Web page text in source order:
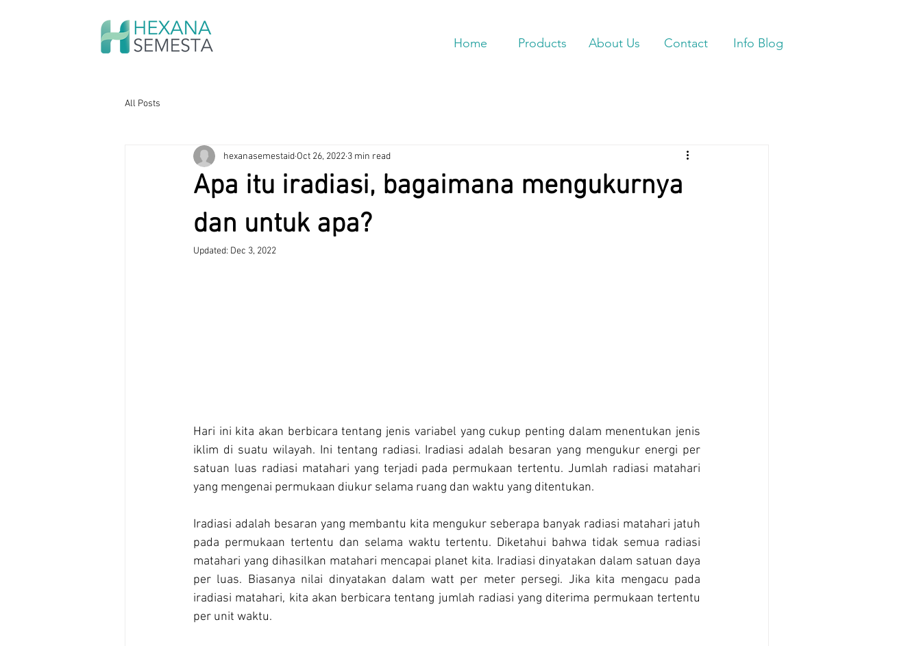
Home Products About Us Contact Info Blog
All Posts
Apa itu iradiasi, bagaimana mengukurnya
dan untuk apa?
hexanasemestaid Oct 26, 2022 3 min read
Updated: Dec 3, 2022
Hari ini kita akan berbicara tentang jenis variabel yang cukup penting dalam menentukan jenis
iklim di suatu wilayah. Ini tentang radiasi. Iradiasi adalah besaran yang mengukur energi per
satuan luas radiasi matahari yang terjadi pada permukaan tertentu. Jumlah radiasi matahari
yang mengenai permukaan diukur selama ruang dan waktu yang ditentukan.
Iradiasi adalah besaran yang membantu kita mengukur seberapa banyak radiasi matahari jatuh
pada permukaan tertentu dan selama waktu tertentu. Diketahui bahwa tidak semua radiasi
matahari yang dihasilkan matahari mencapai planet kita. Iradiasi dinyatakan dalam satuan daya
per luas. Biasanya nilai dinyatakan dalam watt per meter persegi. Jika kita mengacu pada
iradiasi matahari, kita akan berbicara tentang jumlah radiasi yang diterima permukaan tertentu
per unit waktu.